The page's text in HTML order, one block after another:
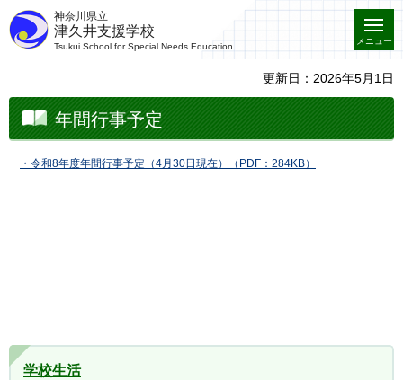
神奈川県立
津久井支援学校
Tsukui School for Special Needs Education
メニュー
更新日：2026年5月1日
年間行事予定
・令和8年度年間行事予定（4月30日現在）（PDF：284KB）
学校生活